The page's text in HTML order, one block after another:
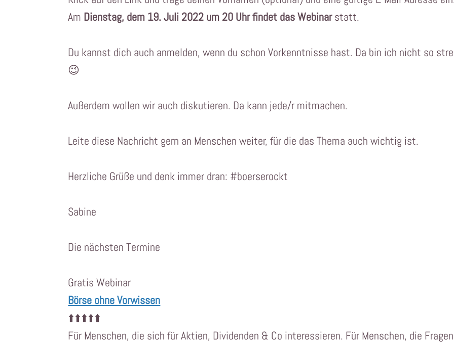
Am Dienstag, dem 19. Juli 2022 um 20 Uhr findet das Webinarstatt.
Du kannst dich auch anmelden, wenn du schon Vorkenntnisse hast. Da bin ich nicht so
😉
Außerdem wollen wir auch diskutieren. Da kann jede/r mitmachen.
Leite diese Nachricht gern an Menschen weiter, für die das Thema auch wichtig ist.
Herzliche Grüße und denk immer dran: #boerserockt
Sabine
Die nächsten Termine
Gratis Webinar
Börse ohne Vorwissen
⬆️⬆️⬆️⬆️⬆️
Für Menschen, die sich für Aktien, Dividenden & Co interessieren. Für Menschen, die Fragen